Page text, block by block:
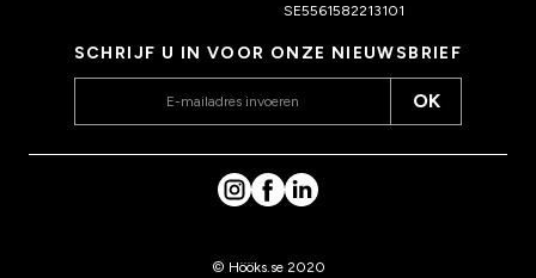
SE5561582213101
SCHRIJF U IN VOOR ONZE NIEUWSBRIEF
OK
© Hööks.se 2020